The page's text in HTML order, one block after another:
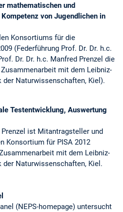
mathematischen und
von Jugendlichen in
Konsortiums für die
(Federführung Prof. Dr. Dr. h.c.
Dr. Dr. h.c. Manfred Prenzel die
mit dem Leibniz-
Naturwissenschaften, Kiel).
Testentwicklung, Auswertung
Prenzel ist Mitantragsteller und
Konsortium für PISA 2012
mit dem Leibniz-
Naturwissenschaften, Kiel.
(NEPS-homepage) untersucht